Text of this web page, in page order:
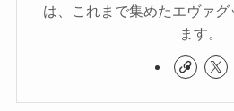
は、これまで集めたエヴァグ
ます。